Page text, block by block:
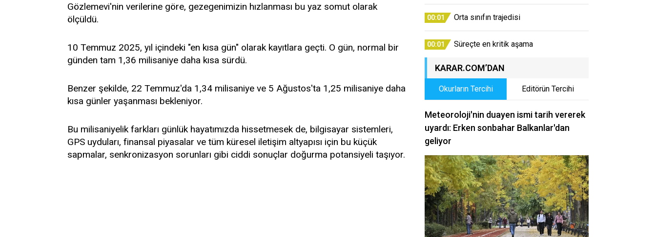
Gözlemevi'nin verilerine göre, gezegenimizin hızlanması bu yaz somut olarak
ölçüldü.
10 Temmuz 2025, yıl içindeki "en kısa gün" olarak kayıtlara geçti. O gün, normal bir
günden tam 1,36 milisaniye daha kısa sürdü.
Benzer şekilde, 22 Temmuz'da 1,34 milisaniye ve 5 Ağustos'ta 1,25 milisaniye daha
kısa günler yaşanması bekleniyor.
Bu milisaniyelik farkları günlük hayatımızda hissetmesek de, bilgisayar sistemleri,
GPS uyduları, finansal piyasalar ve tüm küresel iletişim altyapısı için bu küçük
sapmalar, senkronizasyon sorunları gibi ciddi sonuçlar doğurma potansiyeli taşıyor.
00:01 Orta sınıfın trajedisi
00:01 Süreçte en kritik aşama
KARAR.COM’DAN
Okurların Tercihi Editörün Tercihi
Meteoroloji'nin duayen ismi tarih vererek
uyardı: Erken sonbahar Balkanlar'dan
geliyor